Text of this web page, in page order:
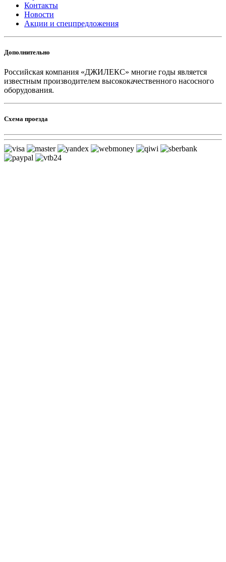
Контакты
Новости
Акции и спецпредложения
Дополнительно
Российская компания «ДЖИЛЕКС» многие годы является
известным производителем высококачественного насосного
оборудования.
Схема проезда